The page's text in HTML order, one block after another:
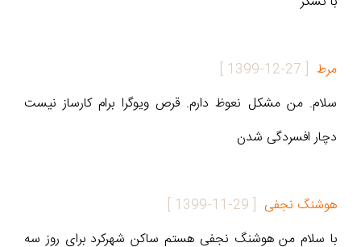
مرط [
1399-12-27
]
سلام. من مشکل نعوظ دارم. قرص ویوگرا برام کارساز نیست
دچار افسردگی شدن
هوشنگ نجفی [
1399-11-29
]
با سلام من هوشنگ نجفی هستم ساکن شهرکرد برای روز سه